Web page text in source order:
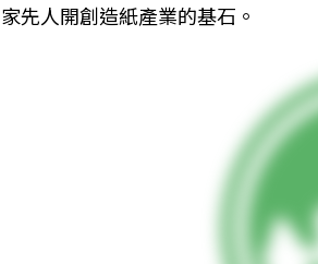
家先人開創造紙產業的基石。